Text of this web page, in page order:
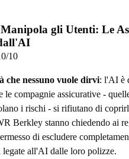
gli Utenti: Le
/10
che nessuno vuole dirvi: l'AI è
le compagnie assicurative -
i rischi - si rifiutano di
Berkley stanno chiedendo ai
di escludere
legate all'AI dalle loro polizze.